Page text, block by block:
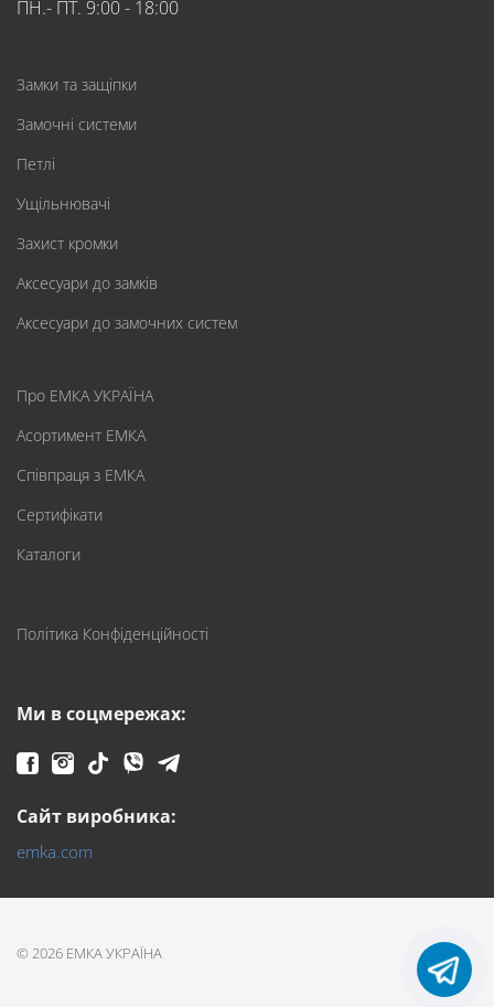
ПН.- ПТ. 9:00 - 18:00
Замки та защіпки
Замочні системи
Петлі
Ущільнювачі
Захист кромки
Аксесуари до замків
Аксесуари до замочних систем
Про ЕМКА УКРАЇНА
Асортимент ЕМКА
Співпраця з ЕМКА
Сертифікати
Каталоги
Політика Конфіденційності
Ми в соцмережах:
Сайт виробника:
emka.com
© 2026 ЕМКА УКРАЇНА